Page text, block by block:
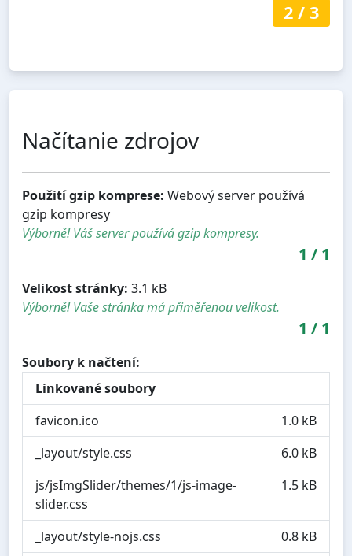
2/ 3
Načítanie zdrojov
Použití gzip komprese: Webový server používá
gzip kompresy
Výborně! Váš server používá gzip kompresy.
1 / 1
Velikost stránky: 3.1 kB
Výborně! Vaše stránka má přiměřenou velikost.
1 / 1
Soubory k načtení:
Linkované soubory
favicon.ico
1.0 kB
_layout/style.css
6.0 kB
js/jsImgSlider/themes/1/js-image-
slider.css
1.5 kB
_layout/style-nojs.css
0.8 kB